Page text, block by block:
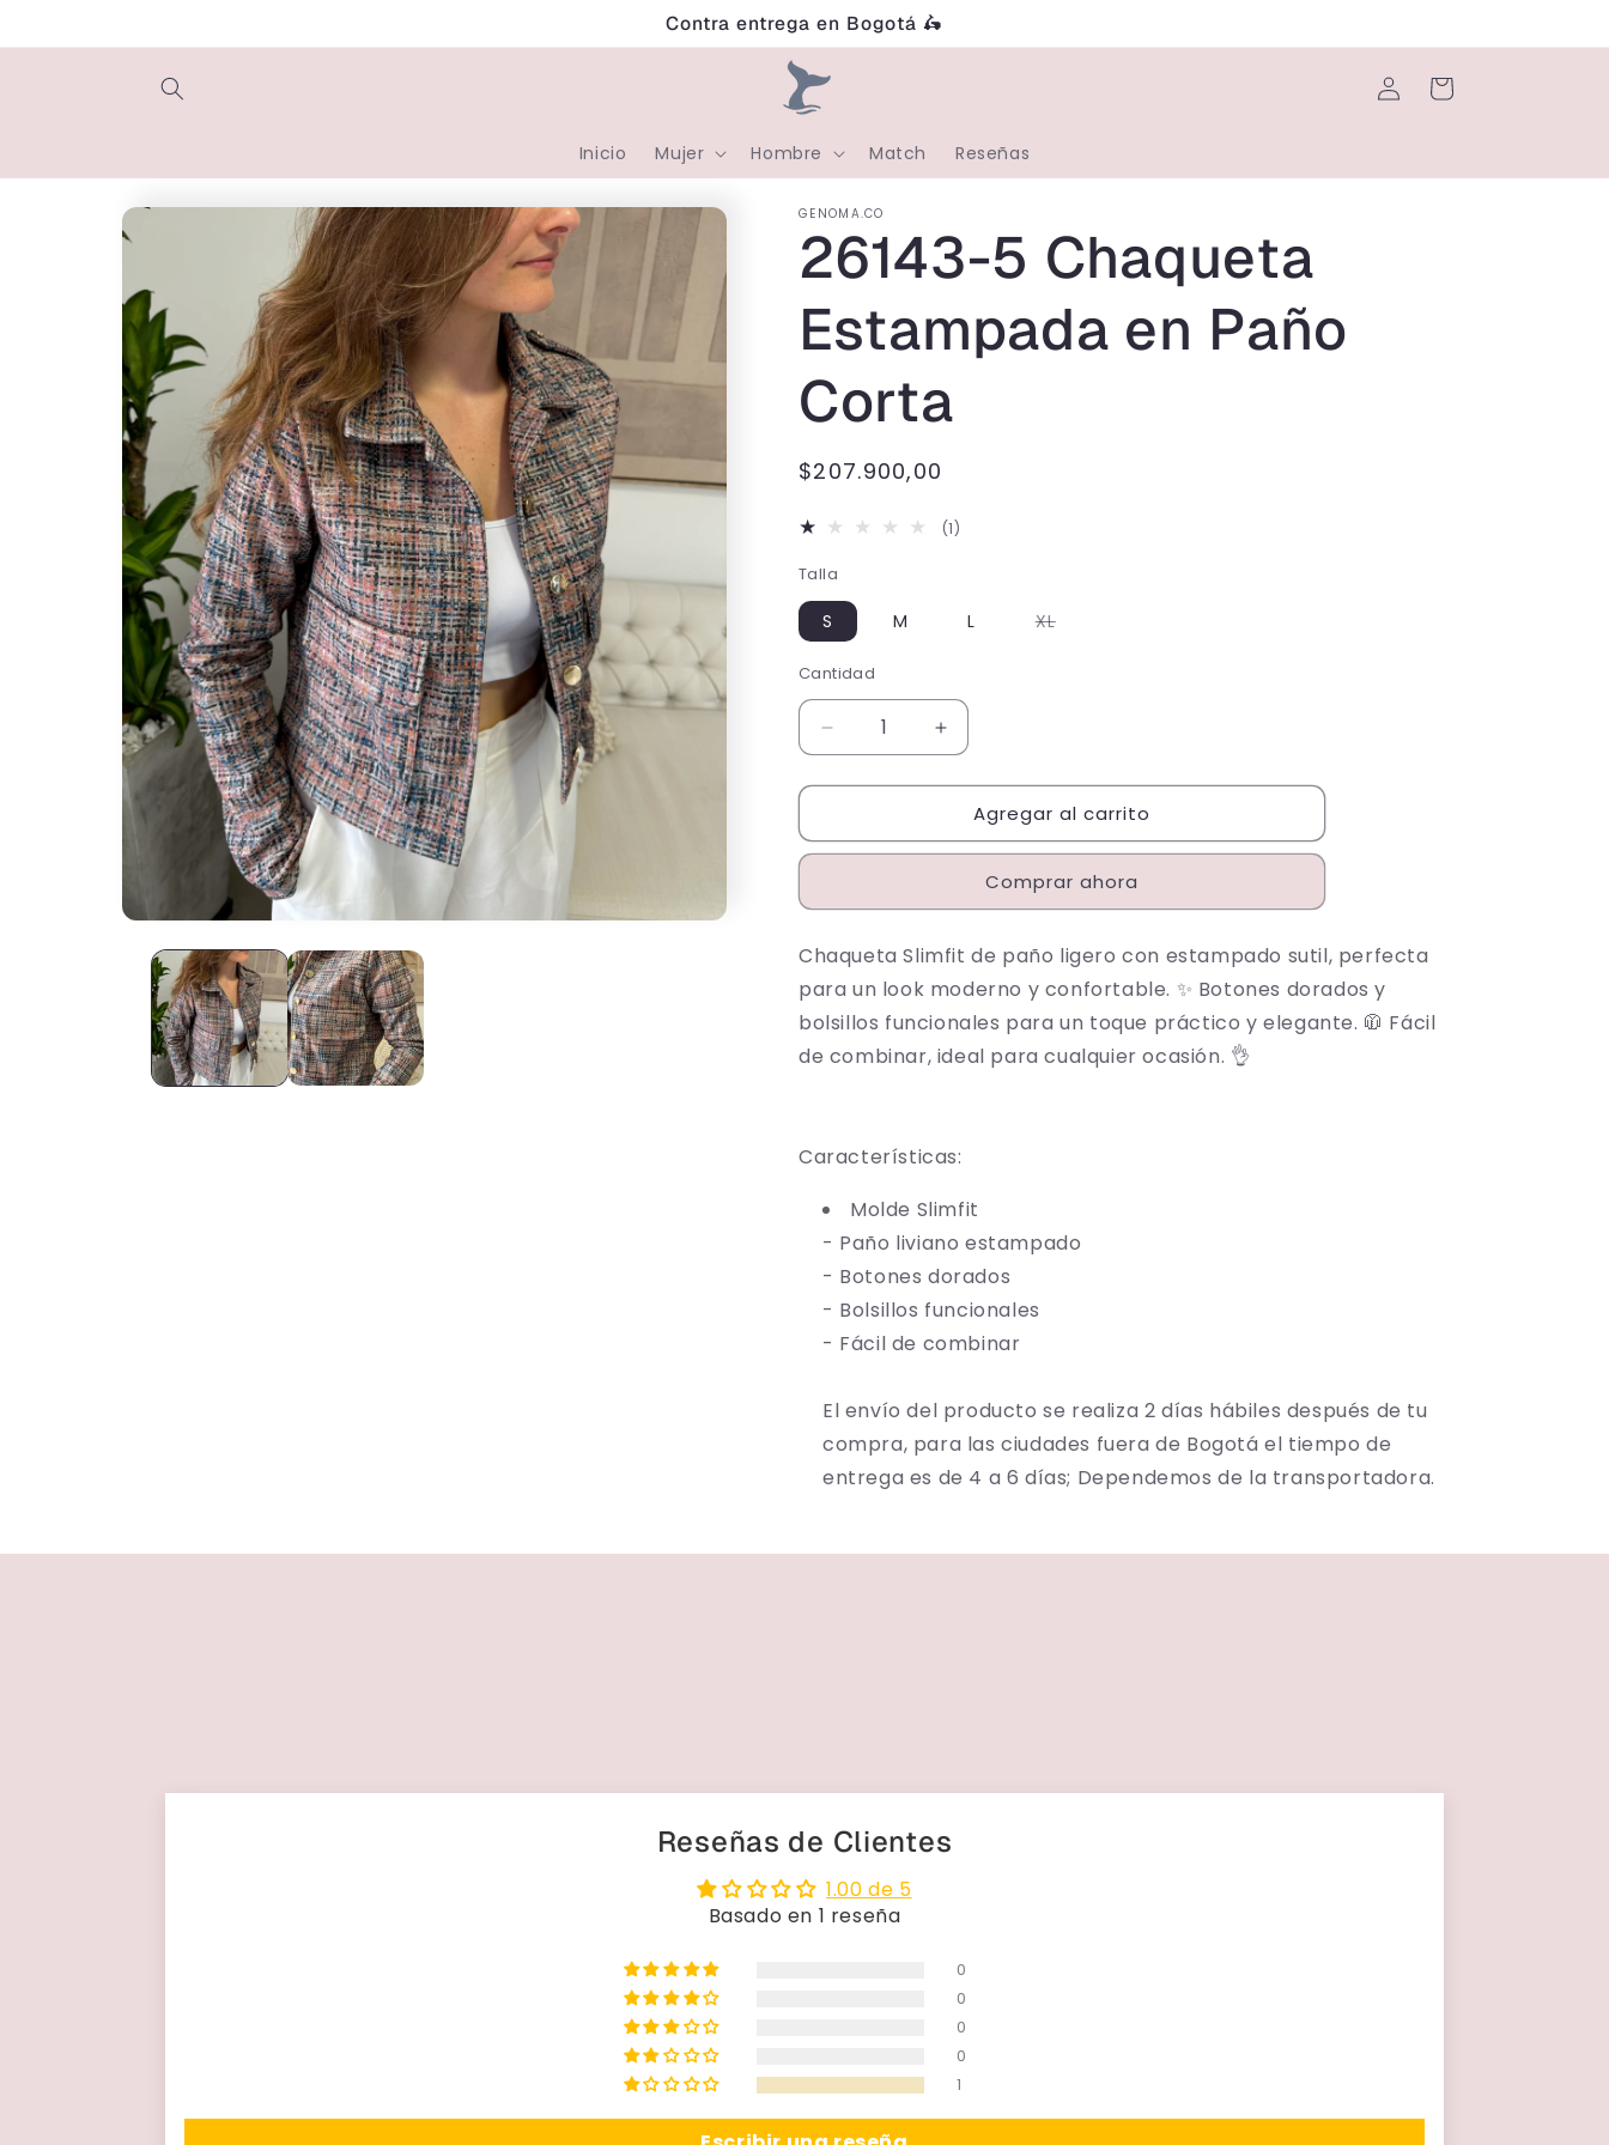
al contenido
Contra entrega en Bogotá 🛵
Inicio Mujer Hombre Match Reseñas
Iniciar
sesión
Carrito
directamente
GENOMA.CO
26143-5 Chaqueta
Estampada en Paño
Corta
Precio
$207.900,00
(1)
Talla
S M L XLVariante
Cantidad
Cantidad
Reducir
cantidad
para
5
en
Corta
Aumentar
cantidad
para
26143-
5
Estampada
en
Corta
Agregar al carrito
Comprar ahora
Chaqueta Slimfit de paño ligero con estampado sutil, perfecta
para un look moderno y confortable. ✨ Botones dorados y
bolsillos funcionales para un toque práctico y elegante. 🧥 Fácil
de combinar, ideal para cualquier ocasión. 👌
Características:
Molde Slimfit
- Paño liviano estampado
- Botones dorados
- Bolsillos funcionales
- Fácil de combinar
El envío del producto se realiza 2 días hábiles después de tu
compra, para las ciudades fuera de Bogotá el tiempo de
entrega es de 4 a 6 días; Dependemos de la transportadora.
Reseñas de Clientes
1.00 de 5
Basado en 1 reseña
0
0
0
0
1